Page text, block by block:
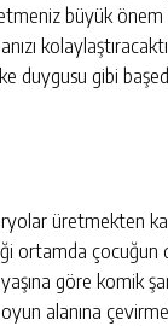
büyük önem
duygusu gibi
üretmekten
ortamda çocuğun
göre komik
alanına